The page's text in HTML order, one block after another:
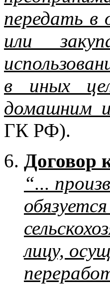
передать в
или
в иных
домашним
ГК РФ).
Договор
“...
лицу,